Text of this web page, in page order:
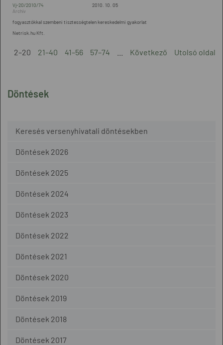
Döntések
Keresés versenyhivatali döntésekben
Döntések 2026
Döntések 2025
Döntések 2024
Döntések 2023
Döntések 2022
Döntések 2021
Döntések 2020
Döntések 2019
Döntések 2018
Döntések 2017
2010. 10. 05
Vj-20/2010/74
Netrisk.hu Kft.
fogyasztókkal szembeni tisztességtelen kereskedelmi gyakorlat
2–20 21–40 41–56 57–74 Következő Utolsó oldal